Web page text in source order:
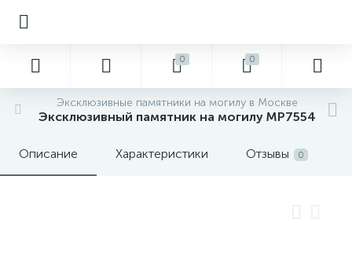
0 0
Эксклюзивные памятники на могилу в Москве
Эксклюзивный памятник на могилу MP7554
Описание Характеристики Отзывы 0